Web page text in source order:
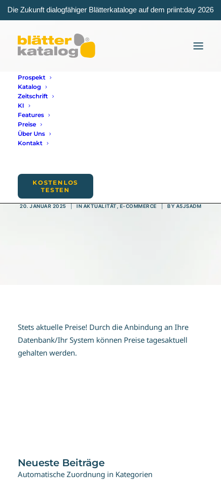
Die Zukunft dialogfähiger Blätterkataloge auf dem priint:day 2026
Prospekt
Katalog
Zeitschrift
KI
Features
Preise
Über Uns
Kontakt
KOSTENLOS
TESTEN
20. JANUAR 2025 IN AKTUALITÄT E-COMMERCE BY A5JSADM
Stets aktuelle Preise! Durch die Anbindung an Ihre
Datenbank/Ihr System können Preise tagesaktuell
gehalten werden.
Neueste Beiträge
Automatische Zuordnung in Kategorien